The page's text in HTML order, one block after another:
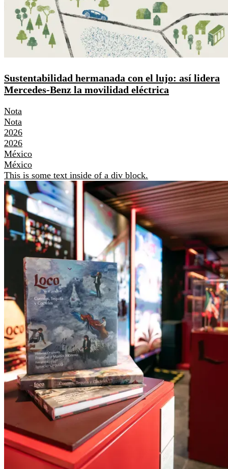
Sustentabilidad hermanada con el lujo: así lidera
Mercedes-Benz la movilidad eléctrica
Nota
Nota
2026
2026
México
México
This is some text inside of a div block.